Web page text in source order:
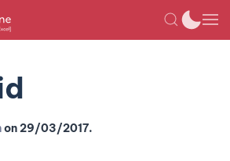
on29/03/2017.